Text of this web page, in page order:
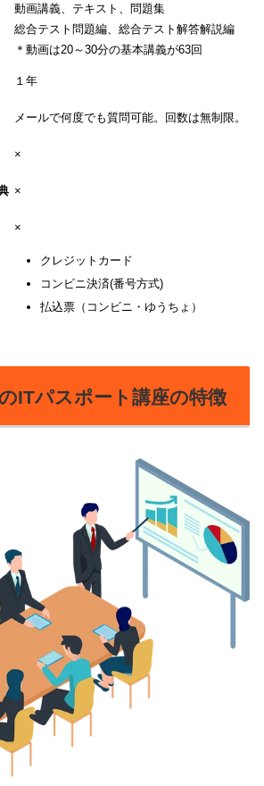
動画講義、テキスト、問題集
総合テスト問題編、総合テスト解答解説編
＊動画は20～30分の基本講義が63回
１年
メールで何度でも質問可能。回数は無制限。
×
×
×
クレジットカード
コンビニ決済(番号方式)
払込票（コンビニ・ゆうちょ）
ITパスポート講座の特徴